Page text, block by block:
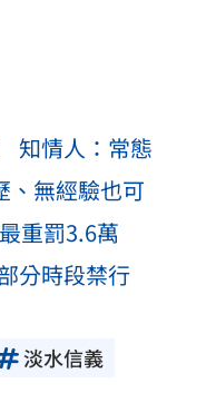
知情人：常態
無經驗也可
重罰3.6萬
分時段禁行
淡水信義